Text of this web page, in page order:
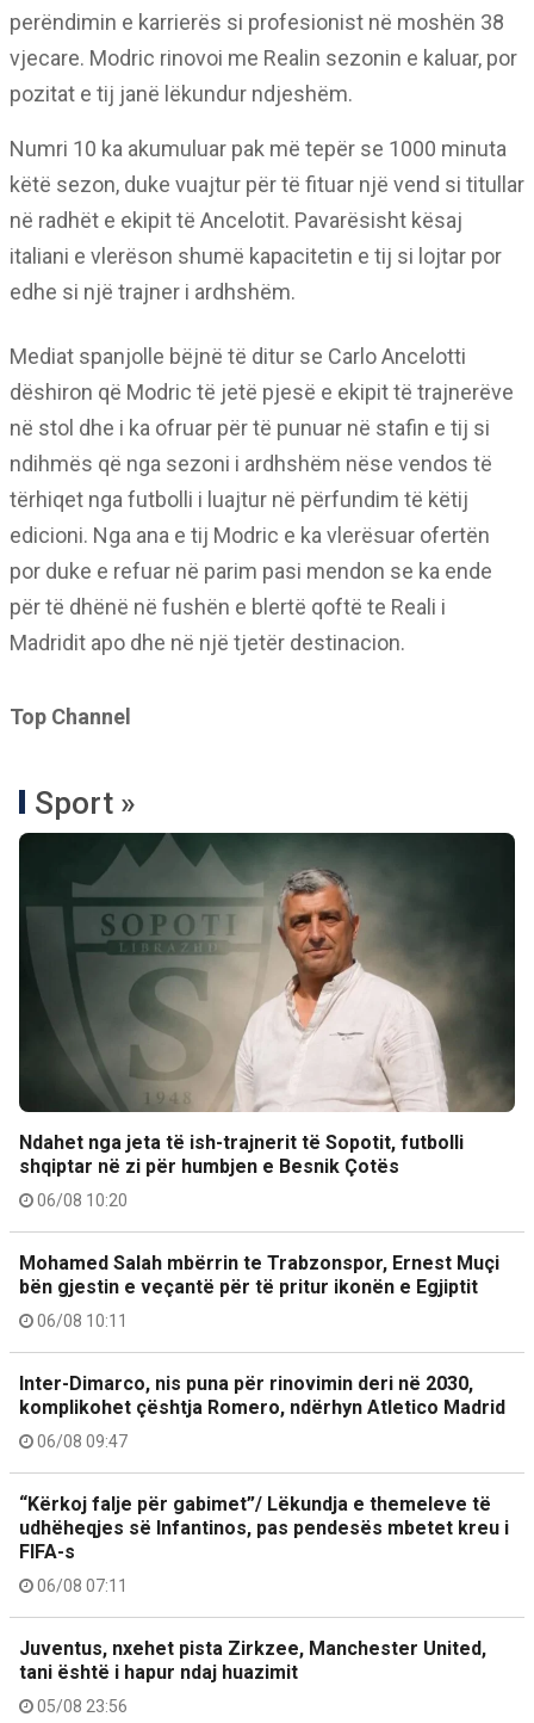
perëndimin e karrierës si profesionist në moshën 38
vjecare. Modric rinovoi me Realin sezonin e kaluar, por
pozitat e tij janë lëkundur ndjeshëm.
Numri 10 ka akumuluar pak më tepër se 1000 minuta
këtë sezon, duke vuajtur për të fituar një vend si titullar
në radhët e ekipit të Ancelotit. Pavarësisht kësaj
italiani e vlerëson shumë kapacitetin e tij si lojtar por
edhe si një trajner i ardhshëm.
Mediat spanjolle bëjnë të ditur se Carlo Ancelotti
dëshiron që Modric të jetë pjesë e ekipit të trajnerëve
në stol dhe i ka ofruar për të punuar në stafin e tij si
ndihmës që nga sezoni i ardhshëm nëse vendos të
tërhiqet nga futbolli i luajtur në përfundim të këtij
edicioni. Nga ana e tij Modric e ka vlerësuar ofertën
por duke e refuar në parim pasi mendon se ka ende
për të dhënë në fushën e blertë qoftë te Reali i
Madridit apo dhe në një tjetër destinacion.
Top Channel
Sport »
Ndahet nga jeta të ish-trajnerit të Sopotit, futbolli
shqiptar në zi për humbjen e Besnik Çotës
06/08 10:20
Mohamed Salah mbërrin te Trabzonspor, Ernest Muçi
bën gjestin e veçantë për të pritur ikonën e Egjiptit
06/08 10:11
Inter-Dimarco, nis puna për rinovimin deri në 2030,
komplikohet çështja Romero, ndërhyn Atletico Madrid
06/08 09:47
“Kërkoj falje për gabimet”/ Lëkundja e themeleve të
udhëheqjes së Infantinos, pas pendesës mbetet kreu i
FIFA-s
06/08 07:11
Juventus, nxehet pista Zirkzee, Manchester United,
tani është i hapur ndaj huazimit
05/08 23:56